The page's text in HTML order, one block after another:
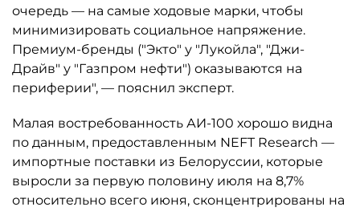
очередь — на самые ходовые марки, чтобы
минимизировать социальное напряжение.
Премиум-бренды ("Экто" у "Лукойла", "Джи-
Драйв" у "Газпром нефти") оказываются на
периферии", — пояснил эксперт.
Малая востребованность АИ-100 хорошо видна
по данным, предоставленным NEFT Research —
импортные поставки из Белоруссии, которые
выросли за первую половину июля на 8,7%
относительно всего июня, сконцентрированы на